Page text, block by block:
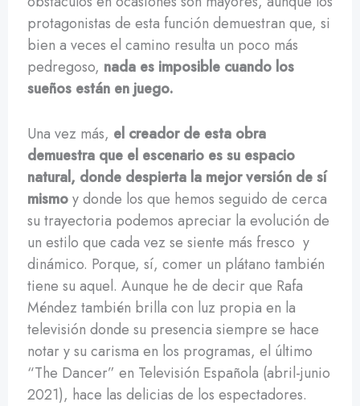
protagonistas de esta función demuestran que, si
bien a veces el camino resulta un poco más
pedregoso, nada es imposible cuando los
sueños están en juego.
Una vez más, el creador de esta obra
demuestra que el escenario es su espacio
natural, donde despierta la mejor versión de sí
mismoy donde los que hemos seguido de cerca
su trayectoria podemos apreciar la evolución de
un estilo que cada vez se siente más fresco y
dinámico. Porque, sí, comer un plátano también
tiene su aquel. Aunque he de decir que Rafa
Méndez también brilla con luz propia en la
televisión donde su presencia siempre se hace
notar y su carisma en los programas, el último
“The Dancer” en Televisión Española (abril-junio
2021), hace las delicias de los espectadores.